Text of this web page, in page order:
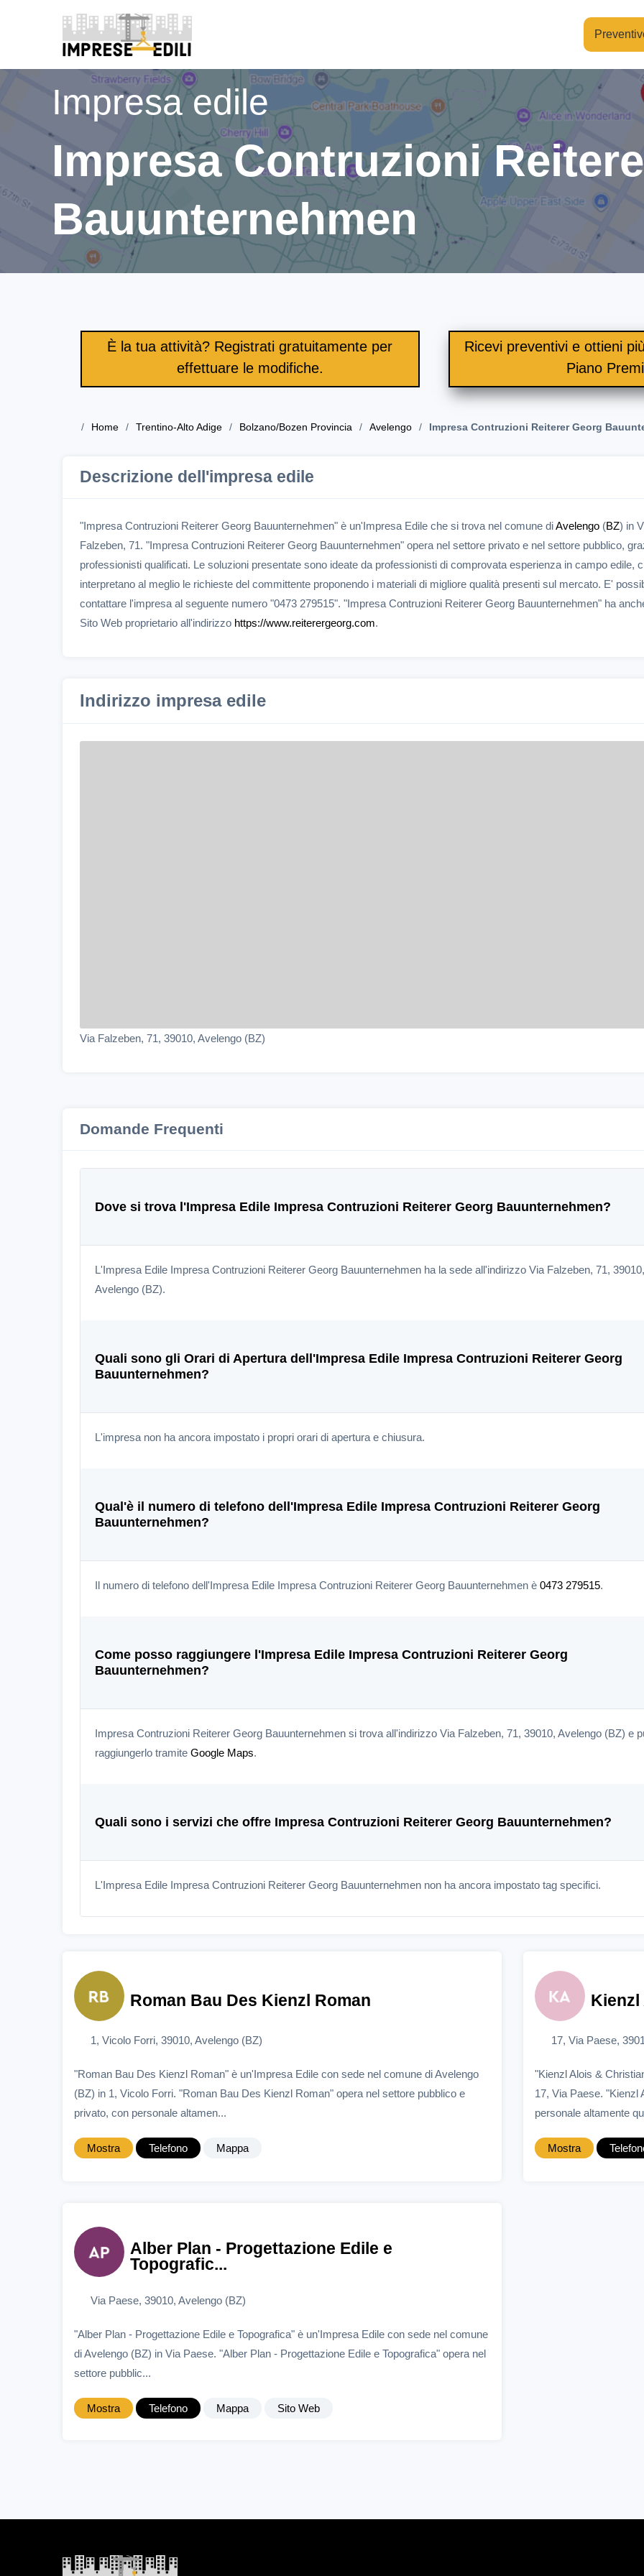
Impresa edile
Impresa Contruzioni
Bauunternehmen
È la tua attività? Registrati gratuitamente per
effettuare le modifiche.
Ricevi preventivi e ottieni
Piano
Home Trentino-Alto Adige Bolzano/Bozen Provincia Avelengo Impresa Contruzioni Reiterer Georg
Descrizione dell'impresa edile
"Impresa Contruzioni Reiterer Georg Bauunternehmen" è un'Impresa Edile che si trova nel comune diAvelengo (BZ) in
Falzeben, 71. "Impresa Contruzioni Reiterer Georg Bauunternehmen" opera nel settore privato e nel settore pubblico,
professionisti qualificati. Le soluzioni presentate sono ideate da professionisti di comprovata esperienza in campo edile,
interpretano al meglio le richieste del committente proponendo i materiali di migliore qualità presenti sul mercato. E'
contattare l'impresa al seguente numero "0473 279515". "Impresa Contruzioni Reiterer Georg Bauunternehmen" ha
Sito Web proprietario all'indirizzo https://www.reiterergeorg.com.
Indirizzo impresa edile
Via Falzeben, 71, 39010, Avelengo (BZ)
Domande Frequenti
Dove si trova l'Impresa Edile Impresa Contruzioni Reiterer Georg Bauunternehmen?
L'Impresa Edile Impresa Contruzioni Reiterer Georg Bauunternehmen ha la sede all'indirizzo Via Falzeben, 71, 39010,
Avelengo (BZ).
Quali sono gli Orari di Apertura dell'Impresa Edile Impresa Contruzioni Reiterer Georg
Bauunternehmen?
L'impresa non ha ancora impostato i propri orari di apertura e chiusura.
Qual'è il numero di telefono dell'Impresa Edile Impresa Contruzioni Reiterer Georg
Bauunternehmen?
Il numero di telefono dell'Impresa Edile Impresa Contruzioni Reiterer Georg Bauunternehmen è 0473 279515.
Come posso raggiungere l'Impresa Edile Impresa Contruzioni Reiterer Georg
Bauunternehmen?
Impresa Contruzioni Reiterer Georg Bauunternehmen si trova all'indirizzo Via Falzeben, 71, 39010, Avelengo (BZ) e
raggiungerlo tramite Google Maps.
Quali sono i servizi che offre Impresa Contruzioni Reiterer Georg Bauunternehmen?
L'Impresa Edile Impresa Contruzioni Reiterer Georg Bauunternehmen non ha ancora impostato tag specifici.
Roman Bau Des Kienzl Roman
1, Vicolo Forri, 39010, Avelengo (BZ)
"Roman Bau Des Kienzl Roman" è un'Impresa Edile con sede nel comune di Avelengo
(BZ) in 1, Vicolo Forri. "Roman Bau Des Kienzl Roman" opera nel settore pubblico e
privato, con personale altamen...
Mostra Telefono Mappa
17, Via Paese,
"Kienzl Alois &
17, Via Paese. "Kienzl
personale altamente
Mostra
Alber Plan - Progettazione Edile e
Topografic...
Via Paese, 39010, Avelengo (BZ)
"Alber Plan - Progettazione Edile e Topografica" è un'Impresa Edile con sede nel comune
di Avelengo (BZ) in Via Paese. "Alber Plan - Progettazione Edile e Topografica" opera nel
settore pubblic...
Mostra Telefono Mappa Sito Web